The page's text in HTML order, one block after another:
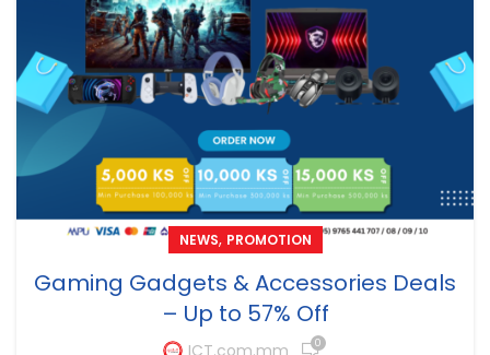
NEWS, PROMOTION
Gaming Gadgets & Accessories Deals
– Up to 57% Off
ICT.com.mm 0